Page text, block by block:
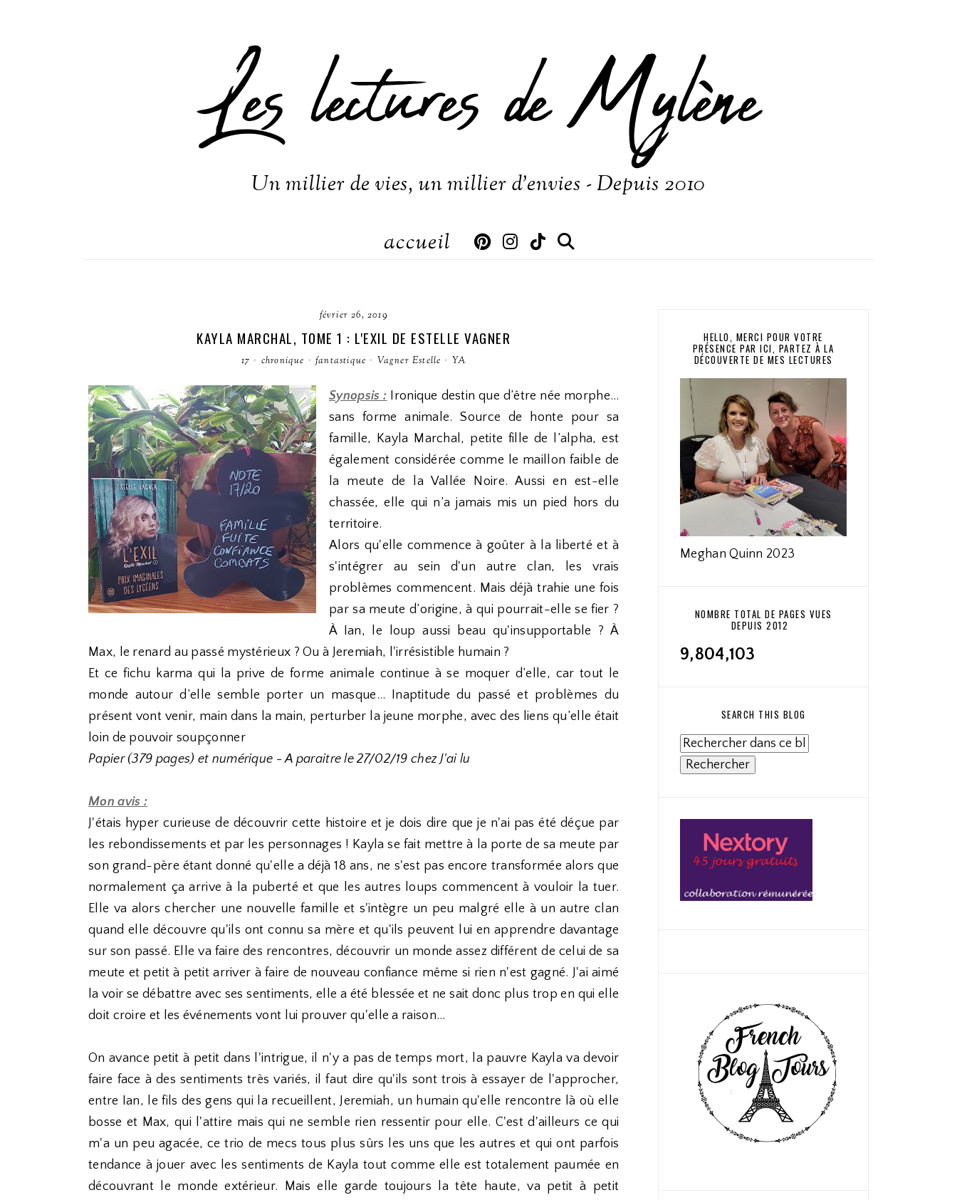
Les lectures de Mylène
Un millier de vies, un millier d'envies - Depuis 2010
accueil
février 26, 2019
KAYLA MARCHAL, TOME 1 : L'EXIL DE ESTELLE VAGNER
17 · chronique · fantastique · Vagner Estelle · YA
Synopsis : Ironique destin que d’être née morphe…
sans forme animale. Source de honte pour sa
famille, Kayla Marchal, petite fille de l’alpha, est
également considérée comme le maillon faible de
la meute de la Vallée Noire. Aussi en est-elle
chassée, elle qui n’a jamais mis un pied hors du
territoire.
Alors qu'elle commence à goûter à la liberté et à
s'intégrer au sein d'un autre clan, les vrais
problèmes commencent. Mais déjà trahie une fois
par sa meute d’origine, à qui pourrait-elle se fier ?
À Ian, le loup aussi beau qu'insupportable ? À
Max, le renard au passé mystérieux ? Ou à Jeremiah, l'irrésistible humain ?
Et ce fichu karma qui la prive de forme animale continue à se moquer d’elle, car tout le
monde autour d’elle semble porter un masque… Inaptitude du passé et problèmes du
présent vont venir, main dans la main, perturber la jeune morphe, avec des liens qu’elle était
loin de pouvoir soupçonner
Papier (379 pages) et numérique - A paraitre le 27/02/19 chez J'ai lu
Mon avis :
J'étais hyper curieuse de découvrir cette histoire et je dois dire que je n'ai pas été déçue par
les rebondissements et par les personnages ! Kayla se fait mettre à la porte de sa meute par
son grand-père étant donné qu'elle a déjà 18 ans, ne s'est pas encore transformée alors que
normalement ça arrive à la puberté et que les autres loups commencent à vouloir la tuer.
Elle va alors chercher une nouvelle famille et s'intègre un peu malgré elle à un autre clan
quand elle découvre qu'ils ont connu sa mère et qu'ils peuvent lui en apprendre davantage
sur son passé. Elle va faire des rencontres, découvrir un monde assez différent de celui de sa
meute et petit à petit arriver à faire de nouveau confiance même si rien n'est gagné. J'ai aimé
la voir se débattre avec ses sentiments, elle a été blessée et ne sait donc plus trop en qui elle
doit croire et les événements vont lui prouver qu'elle a raison...
On avance petit à petit dans l'intrigue, il n'y a pas de temps mort, la pauvre Kayla va devoir
faire face à des sentiments très variés, il faut dire qu'ils sont trois à essayer de l'approcher,
entre Ian, le fils des gens qui la recueillent, Jeremiah, un humain qu'elle rencontre là où elle
bosse et Max, qui l'attire mais qui ne semble rien ressentir pour elle. C'est d'ailleurs ce qui
m'a un peu agacée, ce trio de mecs tous plus sûrs les uns que les autres et qui ont parfois
tendance à jouer avec les sentiments de Kayla tout comme elle est totalement paumée en
découvrant le monde extérieur. Mais elle garde toujours la tête haute, va petit à petit
HELLO, MERCI POUR VOTRE
PRÉSENCE PAR ICI, PARTEZ À LA
DÉCOUVERTE DE MES LECTURES
Meghan Quinn 2023
NOMBRE TOTAL DE PAGES VUES
DEPUIS 2012
9,804,103
SEARCH THIS BLOG